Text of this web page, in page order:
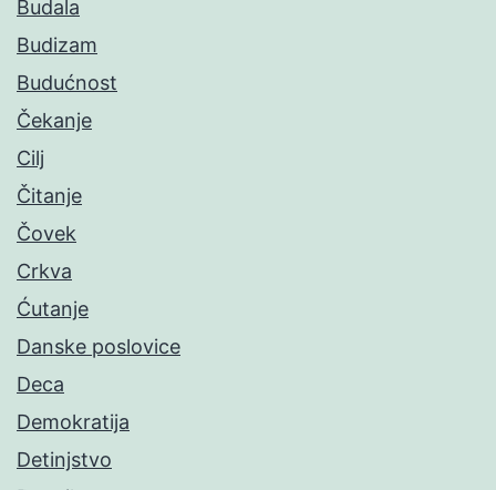
Budala
Budizam
Budućnost
Čekanje
Cilj
Čitanje
Čovek
Crkva
Ćutanje
Danske poslovice
Deca
Demokratija
Detinjstvo